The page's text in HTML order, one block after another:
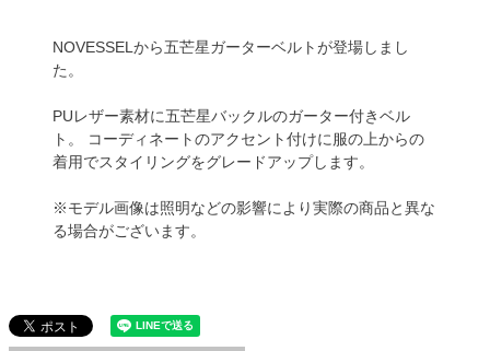
NOVESSELから五芒星ガーターベルトが登場しまし
た。
PUレザー素材に五芒星バックルのガーター付きベル
ト。 コーディネートのアクセント付けに服の上からの
着用でスタイリングをグレードアップします。
※モデル画像は照明などの影響により実際の商品と異な
る場合がございます。